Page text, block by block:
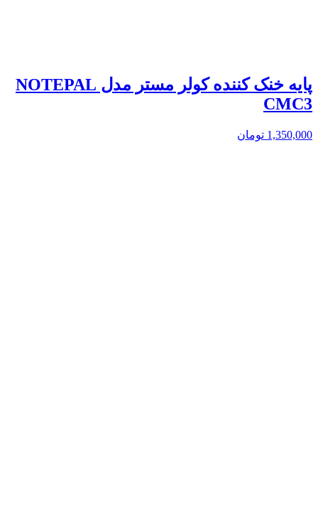
پایه خنک کننده کولر مستر مدل NOTEPAL
CMC3
1,350,000 تومان